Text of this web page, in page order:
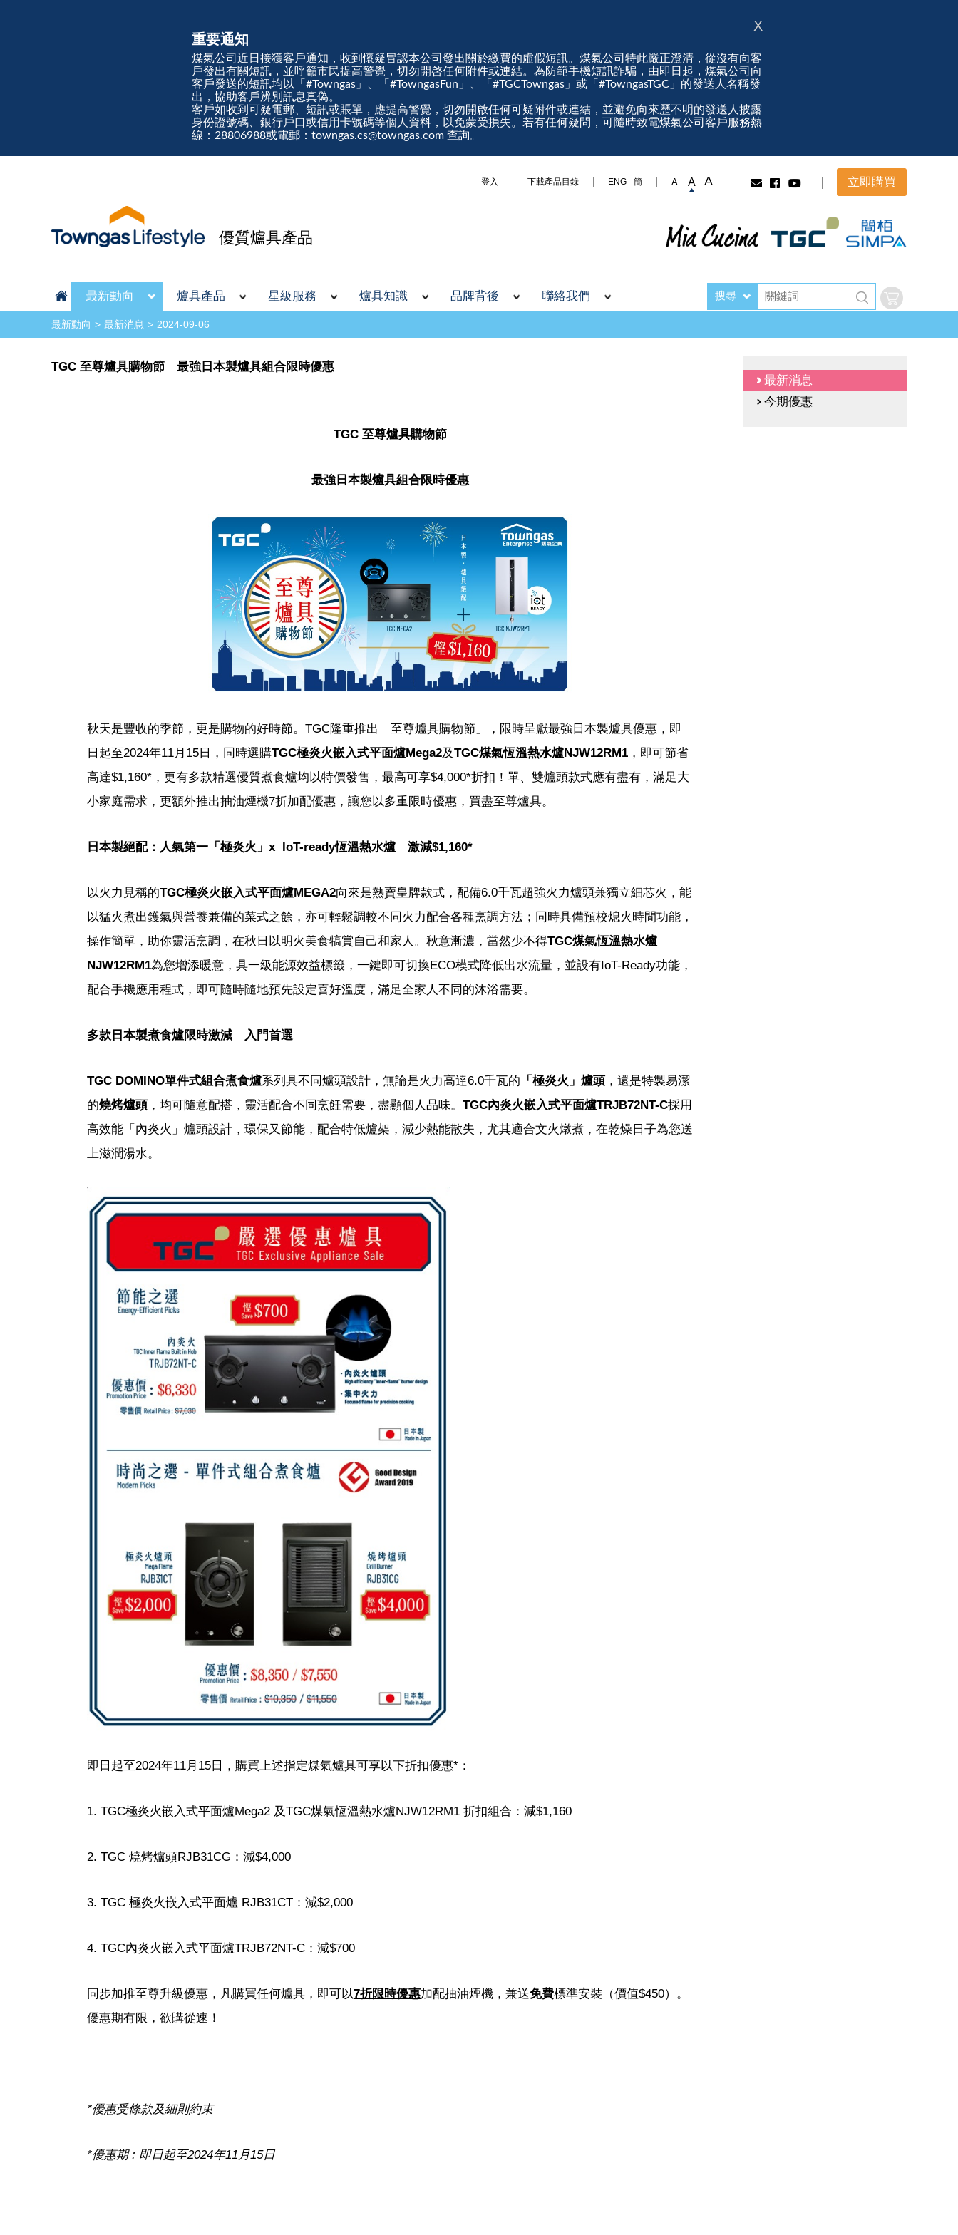
重要通知
煤氣公司近日接獲客戶通知，收到懷疑冒認本公司發出關於繳費的虛假短訊。煤氣公司特此嚴正澄清，從沒有向客
戶發出有關短訊，並呼籲市民提高警覺，切勿開啓任何附件或連結。為防範手機短訊詐騙，由即日起，煤氣公司向
客戶發送的短訊均以「#Towngas」、「#TowngasFun」、「#TGCTowngas」或「#TowngasTGC」的發送人名稱發
出，協助客戶辨別訊息真偽。
客戶如收到可疑電郵、短訊或賬單，應提高警覺，切勿開啟任何可疑附件或連結，並避免向來歷不明的發送人披露
身份證號碼、銀行戶口或信用卡號碼等個人資料，以免蒙受損失。若有任何疑問，可隨時致電煤氣公司客戶服務熱
線：28806988或電郵：towngas.cs@towngas.com 查詢。
X
登入 下載產品目錄 ENG 簡 A A A 立即購買
優質爐具產品
最新動向 爐具產品 星級服務 爐具知識 品牌背後 聯絡我們 搜尋
最新動向 最新消息 2024-09-06
TGC 至尊爐具購物節 最強日本製爐具組合限時優惠
TGC 至尊爐具購物節
最強日本製爐具組合限時優惠
秋天是豐收的季節，更是購物的好時節。TGC隆重推出「至尊爐具購物節」，限時呈獻最強日本製爐具優惠，即
日起至2024年11月15日，同時選購TGC極炎火嵌入式平面爐Mega2及TGC煤氣恆溫熱水爐NJW12RM1 ，即可節省
高達$1,160*，更有多款精選優質煮食爐均以特價發售，最高可享$4,000*折扣！單、雙爐頭款式應有盡有，滿足大
小家庭需求，更額外推出抽油煙機7折加配優惠，讓您以多重限時優惠，買盡至尊爐具。
日本製絕配： 人氣第一 「極炎火」 x IoT-ready恆溫熱水爐 激減$1,160*
以火力見稱的TGC極炎火嵌入式平面爐MEGA2向來是熱賣皇牌款式，配備6.0千瓦超強火力爐頭兼獨立細芯火，能
以猛火煮出鑊氣與營養兼備的菜式之餘，亦可輕鬆調較不同火力配合各種烹調方法；同時具備預校熄火時間功能，
操作簡單，助你靈活烹調，在秋日以明火美食犒賞自己和家人。秋意漸濃，當然少不得TGC煤氣恆溫熱水爐
NJW12RM1為您增添暖意，具一級能源效益標籤，一鍵即可切換ECO模式降低出水流量，並設有IoT-Ready功能，
配合手機應用程式，即可隨時隨地預先設定喜好溫度，滿足全家人不同的沐浴需要。
多款日本製煮食爐限時激減 入門首選
TGC DOMINO單件式組合煮食爐系列具不同爐頭設計，無論是火力高達6.0千瓦的 「極炎火」爐頭，還是特製易潔
的燒烤爐頭，均可隨意配搭，靈活配合不同烹飪需要，盡顯個人品味。 TGC內炎火嵌入式平面爐TRJB72NT-C採用
高效能「內炎火」爐頭設計，環保又節能，配合特低爐架，減少熱能散失，尤其適合文火燉煮，在乾燥日子為您送
上滋潤湯水。
即日起至2024年11月15日，購買上述指定煤氣爐具可享以下折扣優惠*：
1. TGC極炎火嵌入式平面爐Mega2 及TGC煤氣恆溫熱水爐NJW12RM1 折扣組合：減$1,160
2. TGC 燒烤爐頭RJB31CG：減$4,000
3. TGC 極炎火嵌入式平面爐 RJB31CT：減$2,000
4. TGC內炎火嵌入式平面爐TRJB72NT-C：減$700
同步加推至尊升級優惠，凡購買任何爐具，即可以7折限時優惠加配抽油煙機，兼送免費標準安裝（價值$450）。
優惠期有限，欲購從速！
*優惠受條款及細則約束
*優惠期 : 即日起至2024年11月15日
最新消息
今期優惠